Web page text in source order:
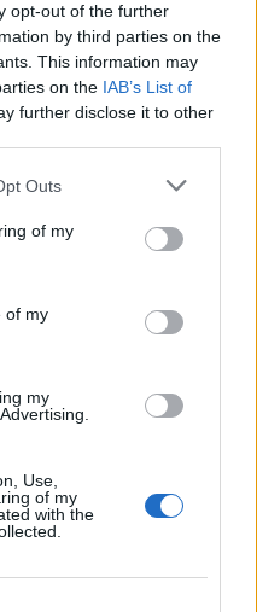
opt-out of the further
by third parties on the
This information may
on the IAB’s List of
further disclose it to other
Outs
of my
of my
my
Use,
of my
with the
Kurzweil με τη μηχανή
Το μηχάνημα μετατρέπει τις
και προορίζεται για χρήση από
όρασης